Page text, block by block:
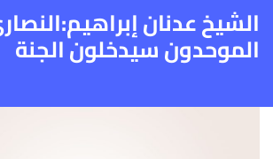
الشيخ عدنان
الموحدون سيدخلون الجنة